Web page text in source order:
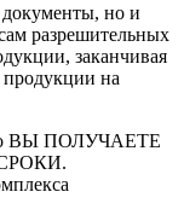
но и
разрешительных
заканчивая
продукции на
ВЫ ПОЛУЧАЕТЕ